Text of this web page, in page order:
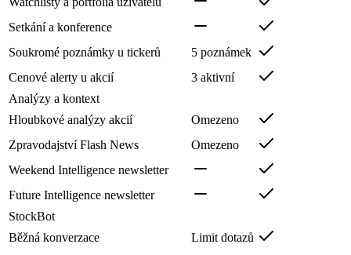
Setkání a konference
Soukromé poznámky u tickerů
5 poznámek
Cenové alerty u akcií
3 aktivní
Analýzy a kontext
Hloubkové analýzy akcií
Omezeno
Zpravodajství Flash News
Omezeno
Weekend Intelligence newsletter
Future Intelligence newsletter
StockBot
Běžná konverzace
Limit dotazů